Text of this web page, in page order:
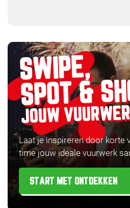
SWIPE,
SPOT &
JOUW
Laat je inspireren door korte
time jouw ideale vuurwerk
START MET ONTDEKKEN